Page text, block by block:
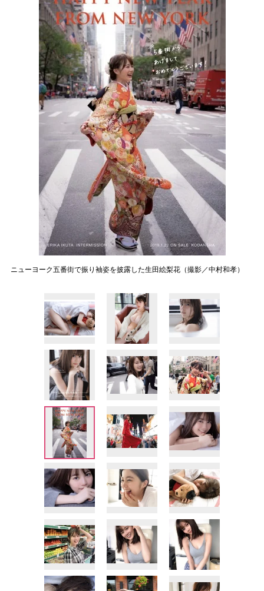
ニューヨーク五番街で振り袖姿を披露した生田絵梨花（撮影／中村和孝）